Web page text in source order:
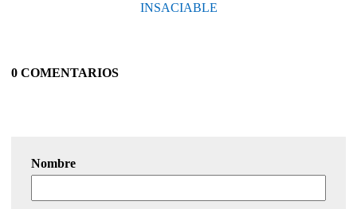
INSACIABLE
0 COMENTARIOS
Nombre